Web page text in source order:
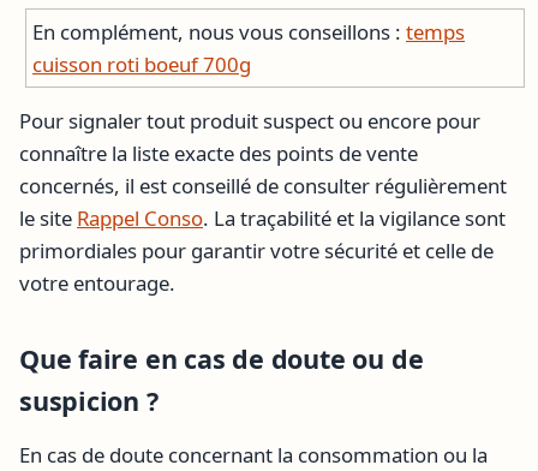
En complément, nous vous conseillons : temps
cuisson roti boeuf 700g
Pour signaler tout produit suspect ou encore pour
connaître la liste exacte des points de vente
concernés, il est conseillé de consulter régulièrement
le site Rappel Conso. La traçabilité et la vigilance sont
primordiales pour garantir votre sécurité et celle de
votre entourage.
Que faire en cas de doute ou de
suspicion ?
En cas de doute concernant la consommation ou la